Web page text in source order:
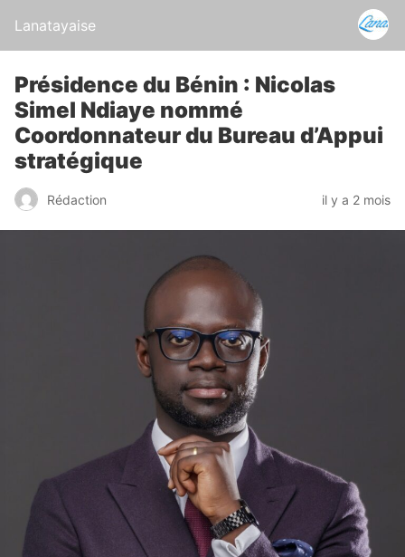
Lanatayaise
Présidence du Bénin : Nicolas
Simel Ndiaye nommé
Coordonnateur du Bureau d’Appui
stratégique
Rédaction il y a 2 mois